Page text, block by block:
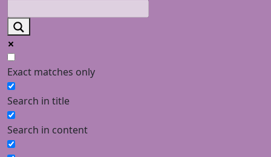
Exact matches only
Search in title
Search in content